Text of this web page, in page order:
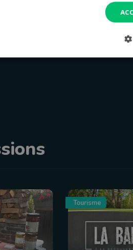
Home Sweet Home :
Houffalize - Maison de
Tourisme